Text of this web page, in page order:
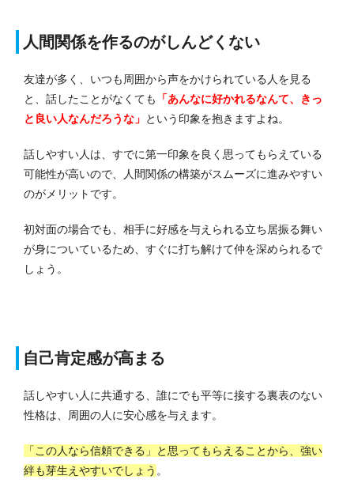
人間関係を作るのがしんどくない
友達が多く、いつも周囲から声をかけられている人を見る
と、話したことがなくても
「あんなに好かれるなんて、きっ
と良い人なんだろうな」 という印象を抱きますよね。
話しやすい人は、すでに第一印象を良く思ってもらえている
可能性が高いので、人間関係の構築がスムーズに進みやすい
のがメリットです。
初対面の場合でも、相手に好感を与えられる立ち居振る舞い
が身についているため、すぐに打ち解けて仲を深められるで
しょう。
自己肯定感が高まる
話しやすい人に共通する、誰にでも平等に接する裏表のない
性格は、周囲の人に安心感を与えます。
「この人なら信頼できる」と思ってもらえることから、強い
絆も芽生えやすいでしょう 。